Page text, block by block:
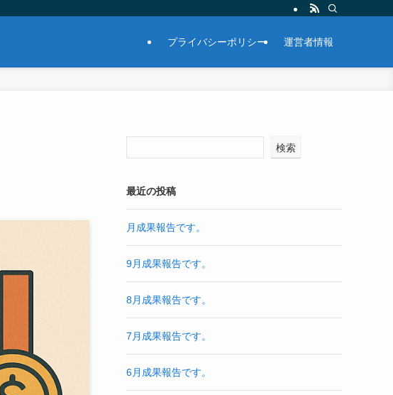
プライバシーポリシー 運営者情報
検索
最近の投稿
月成果報告です。
9月成果報告です。
8月成果報告です。
7月成果報告です。
6月成果報告です。